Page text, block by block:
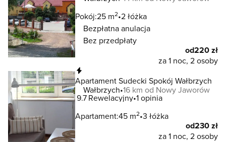
Pokój:25 m2 2 łóżka
Bezpłatna anulacja
Bez przedpłaty
od220 zł
za 1 noc, 2 osoby
Apartament Sudecki Spokój Wałbrzych
Wałbrzych 16 km od Nowy Jaworów
9.7Rewelacyjny 1 opinia
Apartament:45 m2 3 łóżka
od230 zł
za 1 noc, 2 osoby